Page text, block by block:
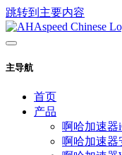
跳转到主要内容
主导航
首页
产品
啊哈加速器
啊哈加速器